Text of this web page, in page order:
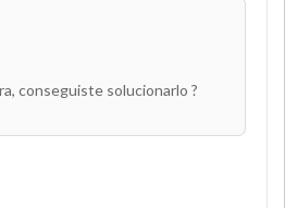
conseguiste solucionarlo ?